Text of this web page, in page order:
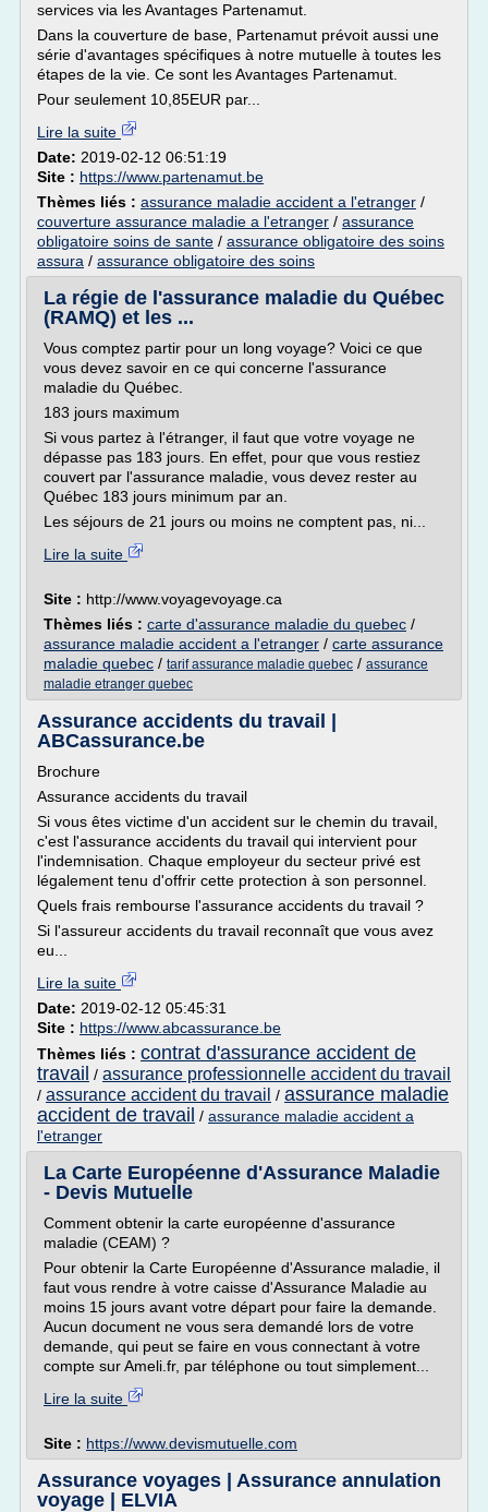
services via les Avantages Partenamut.
Dans la couverture de base, Partenamut prévoit aussi une
série d'avantages spécifiques à notre mutuelle à toutes les
étapes de la vie. Ce sont les Avantages Partenamut.
Pour seulement 10,85EUR par...
Lire la suite
Date: 2019-02-12 06:51:19
Site : https://www.partenamut.be
Thèmes liés : assurance maladie accident a l'etranger /
couverture assurance maladie a l'etranger / assurance
obligatoire soins de sante / assurance obligatoire des soins
assura / assurance obligatoire des soins
La régie de l'assurance maladie du Québec
(RAMQ) et les ...
Vous comptez partir pour un long voyage? Voici ce que
vous devez savoir en ce qui concerne l'assurance
maladie du Québec.
183 jours maximum
Si vous partez à l'étranger, il faut que votre voyage ne
dépasse pas 183 jours. En effet, pour que vous restiez
couvert par l'assurance maladie, vous devez rester au
Québec 183 jours minimum par an.
Les séjours de 21 jours ou moins ne comptent pas, ni...
Lire la suite
Site : http://www.voyagevoyage.ca
Thèmes liés : carte d'assurance maladie du quebec /
assurance maladie accident a l'etranger / carte assurance
maladie quebec / tarif assurance maladie quebec / assurance
maladie etranger quebec
Assurance accidents du travail |
ABCassurance.be
Brochure
Assurance accidents du travail
Si vous êtes victime d'un accident sur le chemin du travail,
c'est l'assurance accidents du travail qui intervient pour
l'indemnisation. Chaque employeur du secteur privé est
légalement tenu d'offrir cette protection à son personnel.
Quels frais rembourse l'assurance accidents du travail ?
Si l'assureur accidents du travail reconnaît que vous avez
eu...
Lire la suite
Date: 2019-02-12 05:45:31
Site : https://www.abcassurance.be
Thèmes liés : contrat d'assurance accident de
travail / assurance professionnelle accident du travail
/ assurance accident du travail / assurance maladie
accident de travail / assurance maladie accident a
l'etranger
La Carte Européenne d'Assurance Maladie
- Devis Mutuelle
Comment obtenir la carte européenne d'assurance
maladie (CEAM) ?
Pour obtenir la Carte Européenne d'Assurance maladie, il
faut vous rendre à votre caisse d'Assurance Maladie au
moins 15 jours avant votre départ pour faire la demande.
Aucun document ne vous sera demandé lors de votre
demande, qui peut se faire en vous connectant à votre
compte sur Ameli.fr, par téléphone ou tout simplement...
Lire la suite
Site : https://www.devismutuelle.com
Assurance voyages | Assurance annulation
voyage | ELVIA